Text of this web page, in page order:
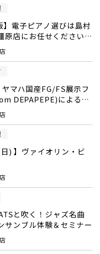
】電子ピアノ選びは島村
原店にお任せください！
マハ国産FG/FS展示フ
DEPAPEPE)によるラ
談会開催！島村楽器イ
) 】ヴァイオリン・ビ
と吹く！ジャズ名曲
サンブル体験＆セミナー